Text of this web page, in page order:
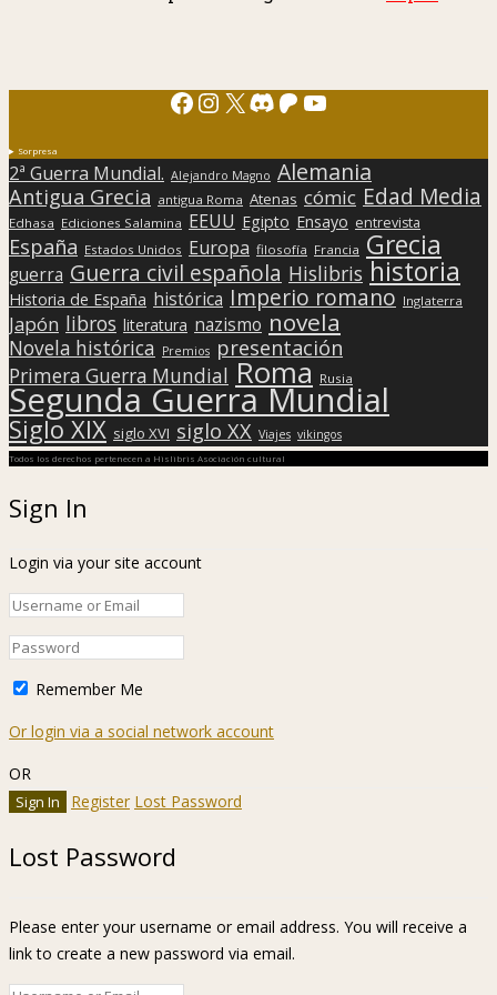
Facebook
Instagram
X Discord
Patreon
YouTube
Sorpresa
2ª Guerra Mundial. Alejandro Magno Alemania
Antigua Grecia antigua Roma Atenas cómic Edad Media
Edhasa Ediciones Salamina EEUU Egipto Ensayo entrevista
España Estados Unidos Europa filosofía Francia Grecia
guerra Guerra civil española Hislibris historia
Historia de España histórica Imperio romano Inglaterra
Japón libros literatura nazismo novela
Novela histórica Premios presentación
Primera Guerra Mundial Roma Rusia
Segunda Guerra Mundial
Siglo XIX siglo XVI siglo XX Viajes vikingos
Todos los derechos pertenecen a Hislibris Asociación cultural
Sign In
Login via your site account
Remember Me
Or login via a social network account
OR
Register Lost Password
Lost Password
Please enter your username or email address. You will receive a
link to create a new password via email.